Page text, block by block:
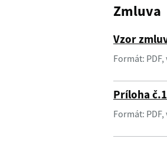
Zmluva
Vzor
Formát:
Príloha
Formát: